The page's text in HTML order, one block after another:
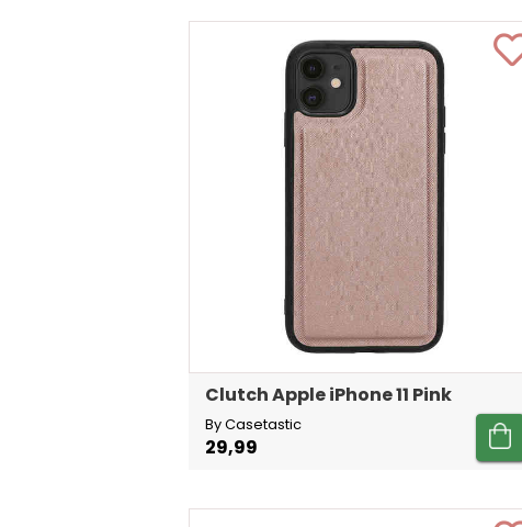
Clutch Apple iPhone 11 Pink
By Casetastic
29,99